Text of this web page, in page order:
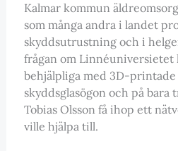
Kalmar kommun
som många andra i landet
skyddsutrustning och i
frågan om Linnéuniversietet
behjälpliga med 3D-
skyddsglasögon och på bara
Tobias Olsson få ihop ett
ville hjälpa till.